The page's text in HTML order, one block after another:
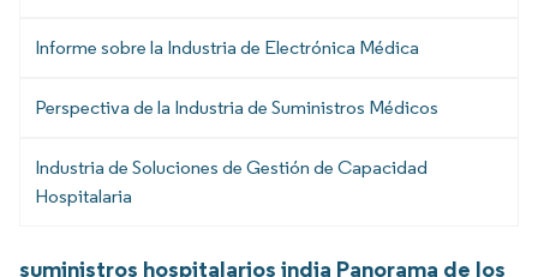
Informe sobre la Industria de Electrónica Médica
Perspectiva de la Industria de Suministros Médicos
Industria de Soluciones de Gestión de Capacidad
Hospitalaria
suministros hospitalarios india Panorama de los